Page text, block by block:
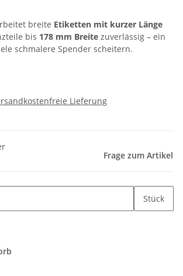
breite Etiketten mit kurzer Länge
bis 178 mm Breite zuverlässig – ein
schmalere Spender scheitern.
Lieferung
Frage zum Artikel
Stück